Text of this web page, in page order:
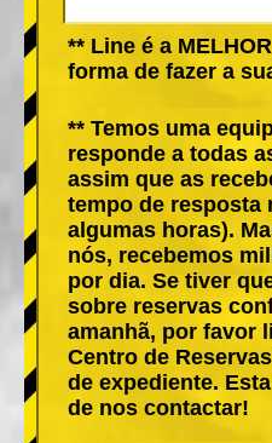
** Line é a
forma de fazer a
** Temos uma
responde a todas
assim que as
tempo de resposta
algumas horas).
nós, recebemos
por dia. Se tiver
sobre reservas
amanhã, por favor
Centro de
de expediente.
de nos contactar!